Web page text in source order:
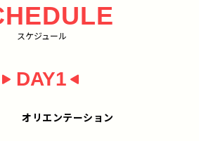
スケジュール
DAY1
オリエンテーション